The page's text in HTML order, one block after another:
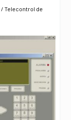
/ Telecontrol de